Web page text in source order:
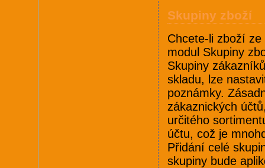
Skupiny zboží
Chcete-li zboží
modul Skupiny
Skupiny
skladu, lze
poznámky.
zákaznických
určitého
účtu, což je
Přidání celé
skupiny bude